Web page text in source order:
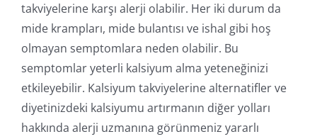
takviyelerine karşı alerji olabilir. Her iki durum da
mide krampları, mide bulantısı ve ishal gibi hoş
olmayan semptomlara neden olabilir. Bu
semptomlar yeterli kalsiyum alma yeteneğinizi
etkileyebilir. Kalsiyum takviyelerine alternatifler ve
diyetinizdeki kalsiyumu artırmanın diğer yolları
hakkında alerji uzmanına görünmeniz yararlı